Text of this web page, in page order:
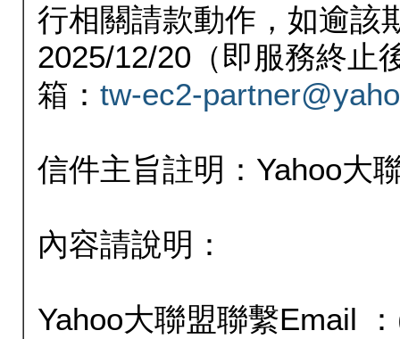
行相關請款動作，如逾該
2025/12/20（即服務終止
箱： tw-ec2-
信件主旨註明：Yahoo大
內容請說明：
Yahoo大聯盟聯繫Email